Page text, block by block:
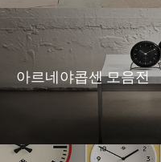
아르네야콥센 모음전